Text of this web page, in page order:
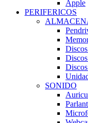
Apple
PERIFERICOS
SONIDO